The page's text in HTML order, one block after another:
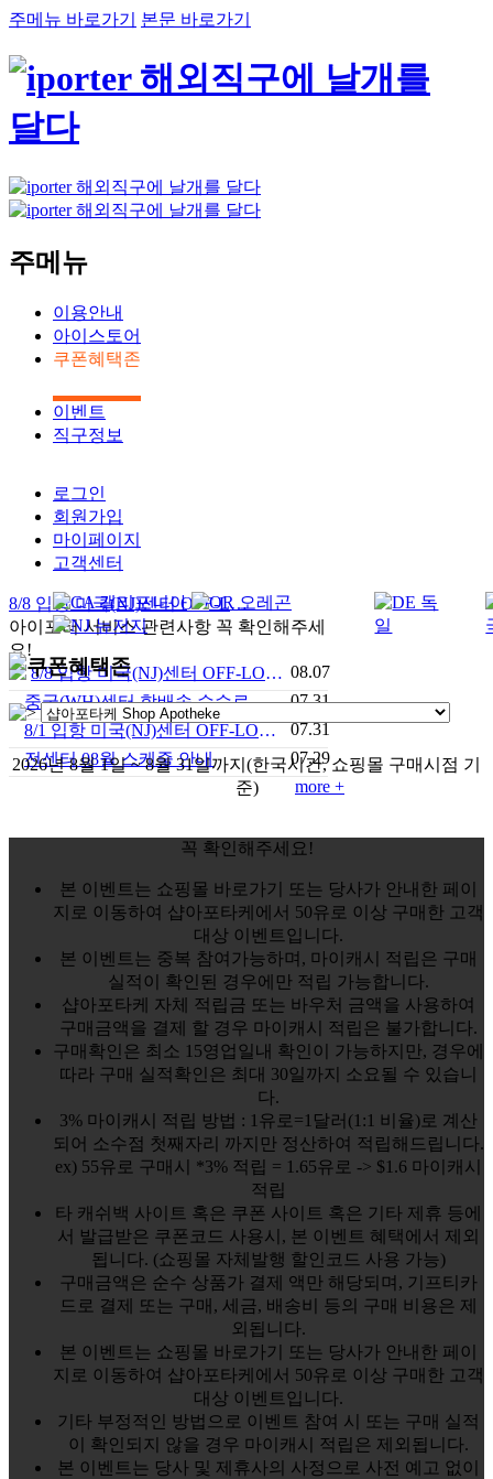
주메뉴 바로가기 본문 바로가기
주메뉴
이용안내
아이스토어
쿠폰혜택존
이벤트
직구정보
로그인
회원가입
마이페이지
고객센터
8/8 입항 미국(NJ)센터 OFF-LOAD 안내
아이포터 서비스 관련사항 꼭 확인해주세
요!
8/8 입항 미국(NJ)센터 OFF-LOAD 안내 08.07
중국(WH)센터 합배송 수수료 안내
07.31
8/1 입항 미국(NJ)센터 OFF-LOAD 안내
07.31
전센터 08월 스케줄 안내
07.29
more +
2026년 8월 1일 ~ 8월 31일까지 (한국시간, 쇼핑몰 구매시점 기
준)
꼭 확인해주세요!
본 이벤트는 쇼핑몰 바로가기 또는 당사가 안내한 페이
지로 이동하여 샵아포타케에서 50유로 이상 구매한 고객
대상 이벤트입니다.
본 이벤트는 중복 참여가능하며, 마이캐시 적립은 구매
실적이 확인된 경우에만 적립 가능합니다.
샵아포타케 자체 적립금 또는 바우처 금액을 사용하여
구매금액을 결제 할 경우 마이캐시 적립은 불가합니다.
구매확인은 최소 15영업일내 확인이 가능하지만, 경우에
따라 구매 실적확인은 최대 30일까지 소요될 수 있습니
다.
3% 마이캐시 적립 방법 : 1유로=1달러(1:1 비율)로 계산
되어 소수점 첫째자리 까지만 정산하여 적립해드립니다.
ex) 55유로 구매시 *3% 적립 = 1.65유로 -> $1.6 마이캐시
적립
타 캐쉬백 사이트 혹은 쿠폰 사이트 혹은 기타 제휴 등에
서 발급받은 쿠폰코드 사용시, 본 이벤트 혜택에서 제외
됩니다. (쇼핑몰 자체발행 할인코드 사용 가능)
구매금액은 순수 상품가 결제 액만 해당되며, 기프티카
드로 결제 또는 구매, 세금, 배송비 등의 구매 비용은 제
외됩니다.
본 이벤트는 쇼핑몰 바로가기 또는 당사가 안내한 페이
지로 이동하여 샵아포타케에서 50유로 이상 구매한 고객
대상 이벤트입니다.
기타 부정적인 방법으로 이벤트 참여 시 또는 구매 실적
이 확인되지 않을 경우 마이캐시 적립은 제외됩니다.
본 이벤트는 당사 및 제휴사의 사정으로 사전 예고 없이